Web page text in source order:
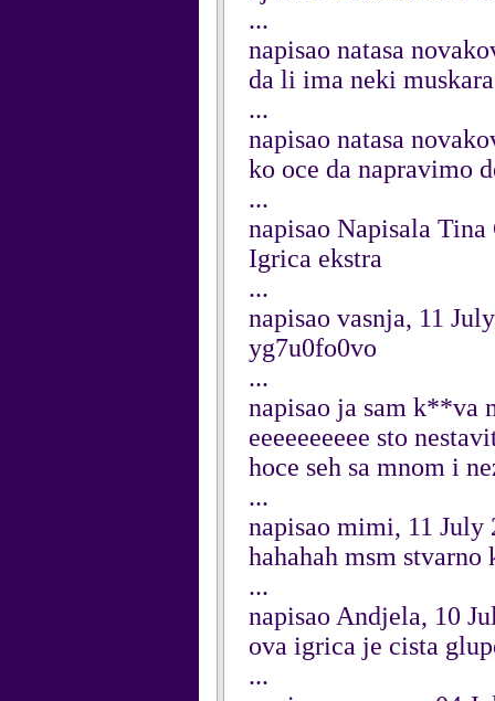
...
napisao natasa
da li ima neki
...
napisao natasa
ko oce da napravimo
...
napisao Napisala
Igrica ekstra
...
napisao vasnja, 11
yg7u0fo0vo
...
napisao ja sam k**va
eeeeeeeeee sto
hoce seh sa mnom i
...
napisao mimi, 11 July
hahahah msm
...
napisao Andjela, 10
ova igrica je cista
...